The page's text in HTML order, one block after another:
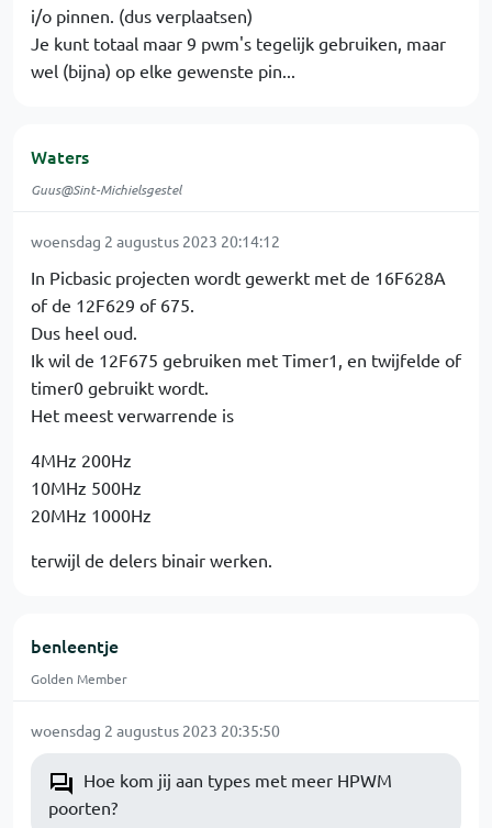
i/o pinnen. (dus verplaatsen)
Je kunt totaal maar 9 pwm's tegelijk gebruiken, maar
wel (bijna) op elke gewenste pin...
Waters
Guus@Sint-Michielsgestel
woensdag 2 augustus 2023 20:14:12
In Picbasic projecten wordt gewerkt met de 16F628A
of de 12F629 of 675.
Dus heel oud.
Ik wil de 12F675 gebruiken met Timer1, en twijfelde of
timer0 gebruikt wordt.
Het meest verwarrende is
4MHz 200Hz
10MHz 500Hz
20MHz 1000Hz
terwijl de delers binair werken.
benleentje
Golden Member
woensdag 2 augustus 2023 20:35:50
Hoe kom jij aan types met meer HPWM
poorten?